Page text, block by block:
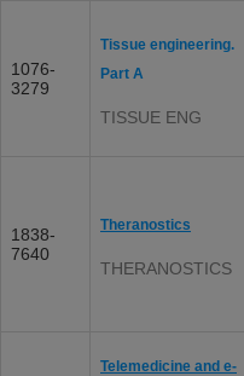
1076-
3279
Tissue engineering.
Part A
TISSUE ENG
1838-
7640
Theranostics
THERANOSTICS
Telemedicine and e-